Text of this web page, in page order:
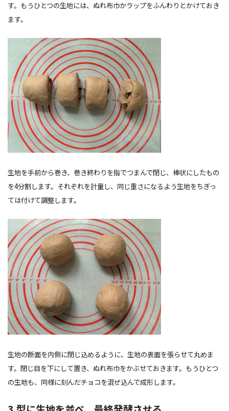
す。もうひとつの生地には、ぬれ布巾かラップをふんわりとかけておき
ます。
生地を手前から巻き、巻き終わりを指でつまんで閉じ、棒状にしたもの
を4分割します。それぞれを計量し、同じ重さになるよう生地をちぎっ
ては付けて調整します。
生地の断面を内側に閉じ込めるように、生地の表面を張らせて丸めま
す。閉じ目を下にして置き、ぬれ布巾をかぶせておきます。もうひとつ
の生地も、同様に刻んだチョコを混ぜ込んで成形します。